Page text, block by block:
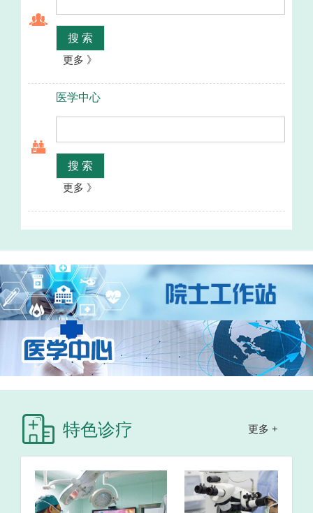
搜 索
更多 》
医学中心
搜 索
更多 》
更多 +
特色诊疗